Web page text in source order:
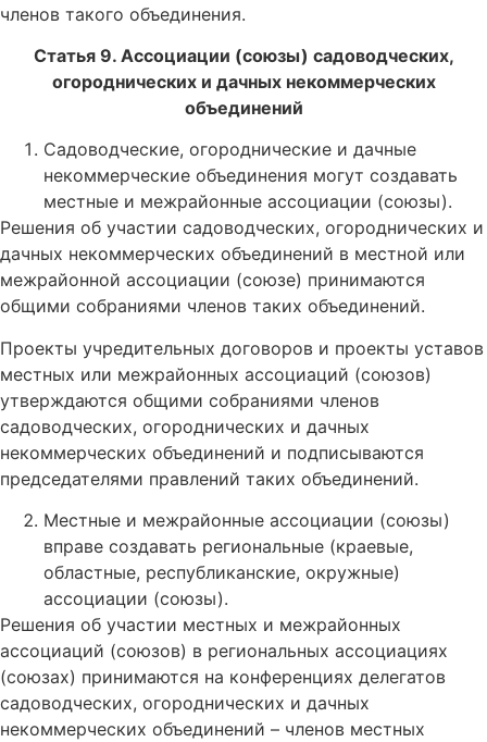
членов такого объединения.
Статья 9. Ассоциации (союзы) садоводческих,
огороднических и дачных некоммерческих
объединений
Садоводческие, огороднические и дачные
некоммерческие объединения могут создавать
местные и межрайонные ассоциации (союзы).
Решения об участии садоводческих, огороднических и
дачных некоммерческих объединений в местной или
межрайонной ассоциации (союзе) принимаются
общими собраниями членов таких объединений.
Проекты учредительных договоров и проекты уставов
местных или межрайонных ассоциаций (союзов)
утверждаются общими собраниями членов
садоводческих, огороднических и дачных
некоммерческих объединений и подписываются
председателями правлений таких объединений.
Местные и межрайонные ассоциации (союзы)
вправе создавать региональные (краевые,
областные, республиканские, окружные)
ассоциации (союзы).
Решения об участии местных и межрайонных
ассоциаций (союзов) в региональных ассоциациях
(союзах) принимаются на конференциях делегатов
садоводческих, огороднических и дачных
некоммерческих объединений – членов местных